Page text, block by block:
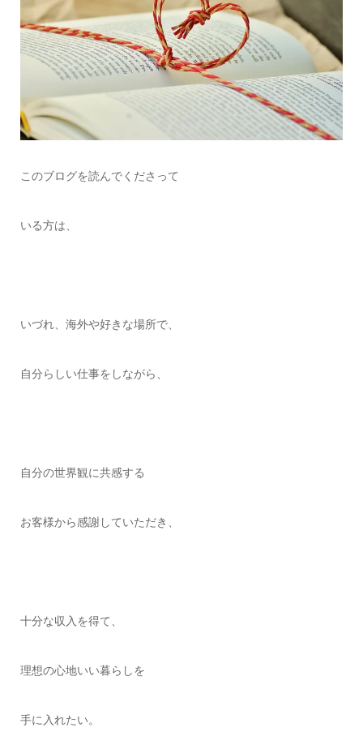
このブログを読んでくださって
いる方は、
いづれ、海外や好きな場所で、
自分らしい仕事をしながら、
自分の世界観に共感する
お客様から感謝していただき、
十分な収入を得て、
理想の心地いい暮らしを
手に入れたい。